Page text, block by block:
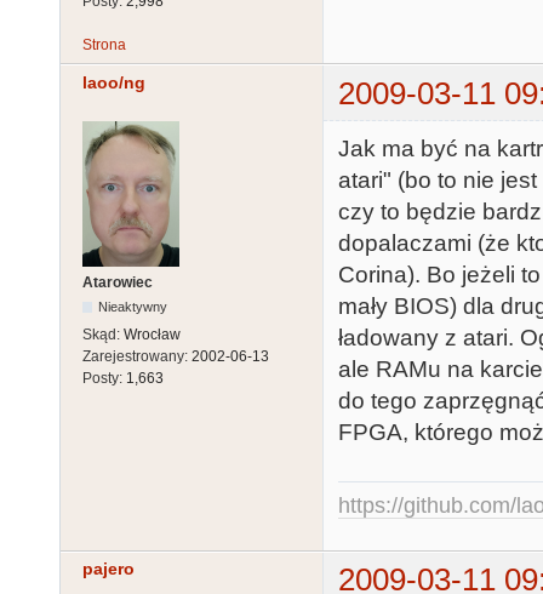
Strona
laoo/ng 2009-03-11
Atarowiec
Nieaktywny
Skąd: Wrocław
Zarejestrowany: 2002-06-13
Posty: 1,663
Jak ma być na
atari" (bo to nie
czy to będzie
dopalaczami (że
Corina). Bo jeżeli
mały BIOS) dla
ładowany z atari.
ale RAMu na
do tego
FPGA, którego
https://github.com/
pajero 2009-03-11